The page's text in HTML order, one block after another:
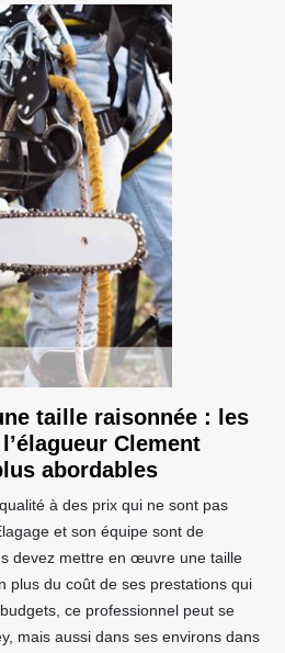
taille raisonnée : les
Clement
abordables
à des prix qui ne sont pas
et son équipe sont de
devez mettre en œuvre une taille
plus du coût de ses prestations qui
ce professionnel peut se
mais aussi dans ses environs dans